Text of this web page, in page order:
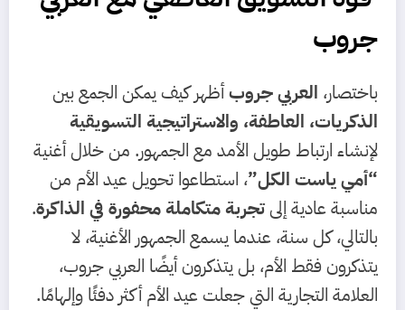
جروب
باختصار، العربي جروبأظهر كيف يمكن الجمع بين
الذكريات، العاطفة، والاستراتيجية التسويقية
لإنشاء ارتباط طويل الأمد مع الجمهور. من خلال أغنية
“أمي ياست الكل”، استطاعوا تحويل عيد الأم من
مناسبة عادية إلىتجربة متكاملة محفورة في الذاكرة.
بالتالي، كل سنة، عندما يسمع الجمهور الأغنية، لا
يتذكرون فقط الأم، بل يتذكرون أيضًا العربي جروب،
العلامة التجارية التي جعلت عيد الأم أكثر دفئًا وإلهامًا.